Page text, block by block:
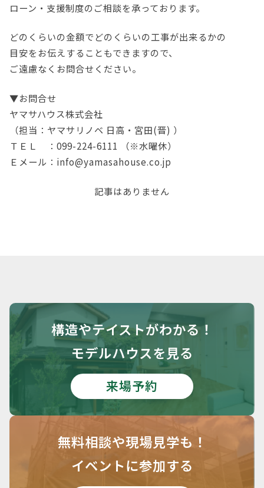
ローン・支援制度のご相談を承っております。
どのくらいの金額でどのくらいの工事が出来るかの
目安をお伝えすることもできますので、
ご遠慮なくお問合せください。
▼お問合せ
ヤマサハウス株式会社
（担当：ヤマサリノベ 日高・宮田(晋) ）
ＴＥＬ ：099-224-6111 （※水曜休）
Ｅメール：info@yamasahouse.co.jp
記事はありません
構造やテイストがわかる！
モデルハウスを見る
来場予約
無料相談や現場見学も！
イベントに参加する